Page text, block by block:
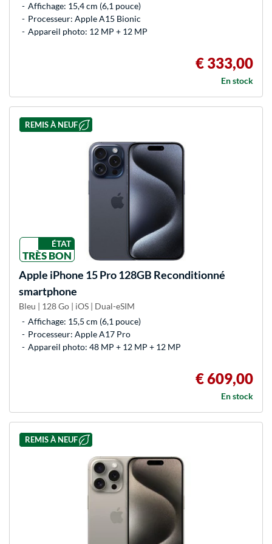
Affichage: 15,4 cm (6,1 pouce)
Processeur: Apple A15 Bionic
Appareil photo: 12 MP + 12 MP
€ 333,00
En stock
REMIS À NEUF
ÉTAT
TRÈS BON
Apple iPhone 15 Pro 128GB Reconditionné
smartphone
Bleu | 128 Go | iOS | Dual-eSIM
Affichage: 15,5 cm (6,1 pouce)
Processeur: Apple A17 Pro
Appareil photo: 48 MP + 12 MP + 12 MP
€ 609,00
En stock
REMIS À NEUF